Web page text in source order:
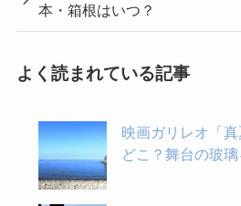
本・箱根はいつ？
よく読まれている記事
映画ガリレオ「
どこ？舞台の玻